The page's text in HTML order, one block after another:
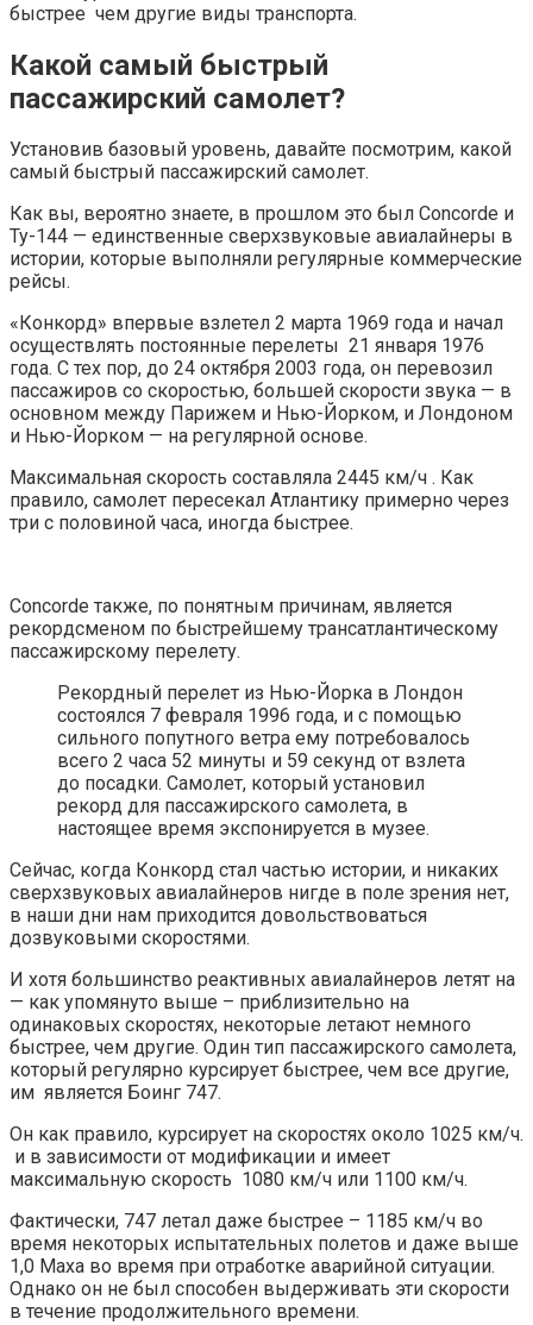
быстрее чем другие виды транспорта.
Какой самый быстрый
пассажирский самолет?
Установив базовый уровень, давайте посмотрим, какой
самый быстрый пассажирский самолет.
Как вы, вероятно знаете, в прошлом это был Concorde и
Ту-144 — единственные сверхзвуковые авиалайнеры в
истории, которые выполняли регулярные коммерческие
рейсы.
«Конкорд» впервые взлетел 2 марта 1969 года и начал
осуществлять постоянные перелеты 21 января 1976
года. С тех пор, до 24 октября 2003 года, он перевозил
пассажиров со скоростью, большей скорости звука — в
основном между Парижем и Нью-Йорком, и Лондоном
и Нью-Йорком — на регулярной основе.
Максимальная скорость составляла 2445 км/ч . Как
правило, самолет пересекал Атлантику примерно через
три с половиной часа, иногда быстрее.
Concorde также, по понятным причинам, является
рекордсменом по быстрейшему трансатлантическому
пассажирскому перелету.
Рекордный перелет из Нью-Йорка в Лондон
состоялся 7 февраля 1996 года, и с помощью
сильного попутного ветра ему потребовалось
всего 2 часа 52 минуты и 59 секунд от взлета
до посадки. Самолет, который установил
рекорд для пассажирского самолета, в
настоящее время экспонируется в музее.
Сейчас, когда Конкорд стал частью истории, и никаких
сверхзвуковых авиалайнеров нигде в поле зрения нет,
в наши дни нам приходится довольствоваться
дозвуковыми скоростями.
И хотя большинство реактивных авиалайнеров летят на
— как упомянуто выше – приблизительно на
одинаковых скоростях, некоторые летают немного
быстрее, чем другие. Один тип пассажирского самолета,
который регулярно курсирует быстрее, чем все другие,
им является Боинг 747.
Он как правило, курсирует на скоростях около 1025 км/ч.
и в зависимости от модификации и имеет
максимальную скорость 1080 км/ч или 1100 км/ч.
Фактически, 747 летал даже быстрее – 1185 км/ч во
время некоторых испытательных полетов и даже выше
1,0 Маха во время при отработке аварийной ситуации.
Однако он не был способен выдерживать эти скорости
в течение продолжительного времени.